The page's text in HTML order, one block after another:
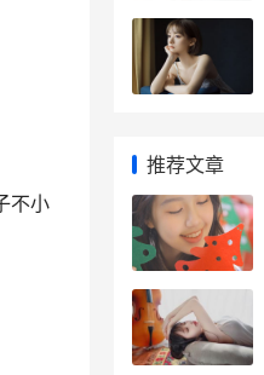
不小
推荐文章